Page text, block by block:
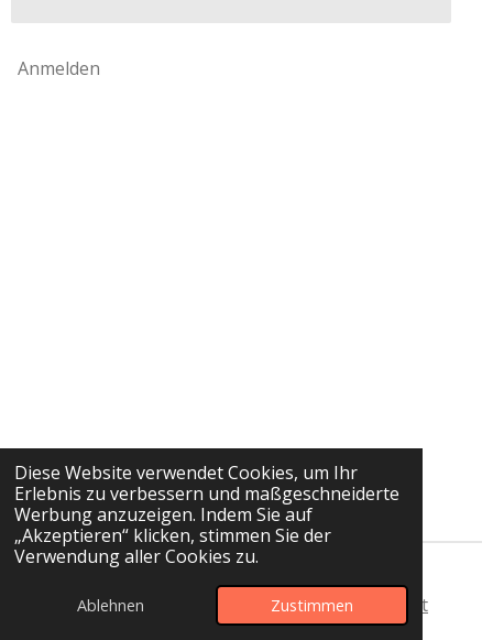
Diese Website verwendet Cookies, um Ihr
Erlebnis zu verbessern und maßgeschneiderte
Werbung anzuzeigen. Indem Sie auf
„Akzeptieren“ klicken, stimmen Sie der
Verwendung aller Cookies zu.
Ablehnen Zustimmen
Anmelden
Startseite-Impressum Datenschutz- Kontakt